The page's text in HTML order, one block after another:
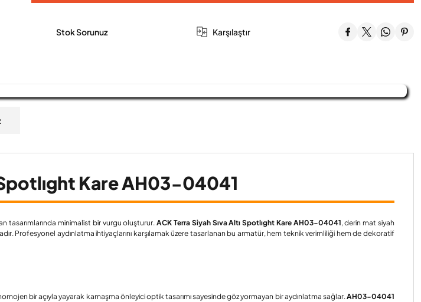
Stok Sorunuz Karşılaştır
Kare AH03-04041
tasarımlarında minimalist bir vurgu oluşturur.ACK Terra Siyah Sıva Altı Spotlıght Kare AH03-04041, derin mat siyah
Profesyonel aydınlatma ihtiyaçlarını karşılamak üzere tasarlanan bu armatür, hem teknik verimliliği hem de dekoratif
homojen bir açıyla yayarak kamaşma önleyici optik tasarımı sayesinde göz yormayan bir aydınlatma sağlar.AH03-04041